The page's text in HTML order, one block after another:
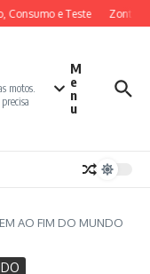
e Teste Zontes
motos.
M
e
n
u
AO FIM DO MUNDO